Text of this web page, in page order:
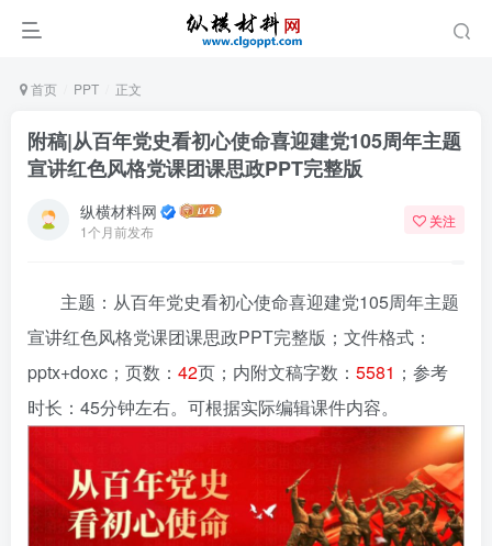
首页 PPT 正文
附稿|从百年党史看初心使命喜迎建党105周年主题
宣讲红色风格党课团课思政PPT完整版
纵横材料网
1个月前发布
关注
主题：从百年党史看初心使命喜迎建党105周年主题
宣讲红色风格党课团课思政PPT完整版 ；文件格式：
pptx+doxc；页数： 42页；内附文稿字数： 5581 ；参考
时长：45分钟左右。可根据实际编辑课件内容。